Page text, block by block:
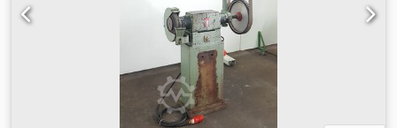
izmenu sa 3 nosača alata - Digitalni merač Aurki (2 ose) - 2
rotirajuća centra - Posuda sa sistemom za hlađenje